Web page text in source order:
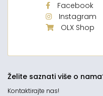
Facebook
Instagram
OLX Shop
Želite saznati više o
Kontaktirajte nas!